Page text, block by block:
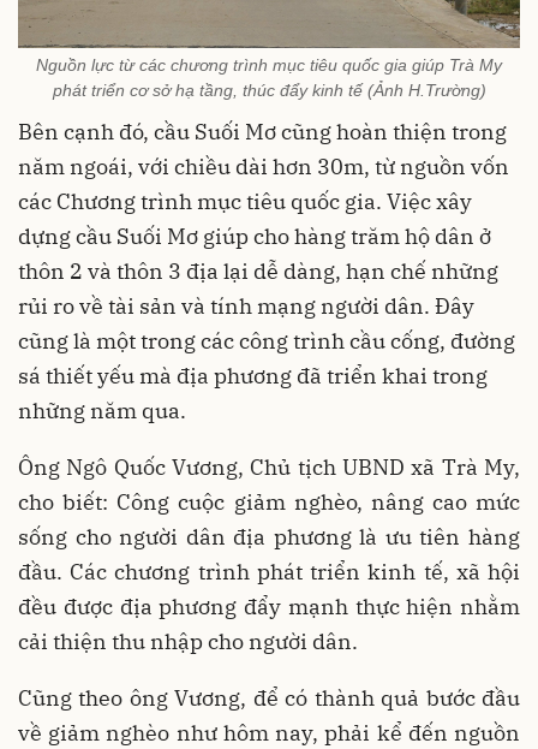
Nguồn lực từ các chương trình mục tiêu quốc gia giúp Trà My
phát triển cơ sở hạ tầng, thúc đẩy kinh tế (Ảnh H.Trường)
Bên cạnh đó, cầu Suối Mơ cũng hoàn thiện trong
năm ngoái, với chiều dài hơn 30m, từ nguồn vốn
các Chương trình mục tiêu quốc gia. Việc xây
dựng cầu Suối Mơ giúp cho hàng trăm hộ dân ở
thôn 2 và thôn 3 địa lại dễ dàng, hạn chế những
rủi ro về tài sản và tính mạng người dân. Đây
cũng là một trong các công trình cầu cống, đường
sá thiết yếu mà địa phương đã triển khai trong
những năm qua.
Ông Ngô Quốc Vương, Chủ tịch UBND xã Trà My,
cho biết: Công cuộc giảm nghèo, nâng cao mức
sống cho người dân địa phương là ưu tiên hàng
đầu. Các chương trình phát triển kinh tế, xã hội
đều được địa phương đẩy mạnh thực hiện nhằm
cải thiện thu nhập cho người dân.
Cũng theo ông Vương, để có thành quả bước đầu
về giảm nghèo như hôm nay, phải kể đến nguồn